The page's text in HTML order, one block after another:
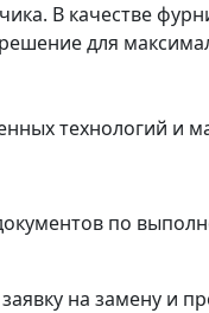
В качестве
для
технологий и
по
на замену и